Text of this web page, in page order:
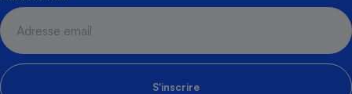
S'inscrire